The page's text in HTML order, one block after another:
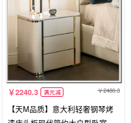
2240.3 满元减 2480.3
【天M品质】意大利轻奢钢琴烤